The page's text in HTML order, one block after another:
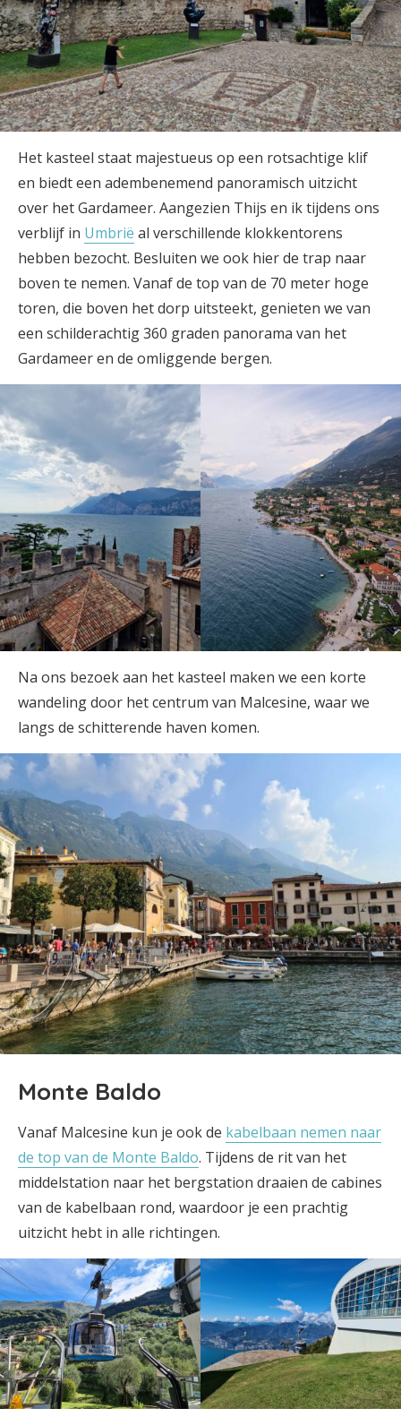
Het kasteel staat majestueus op een rotsachtige klif
en biedt een adembenemend panoramisch uitzicht
over het Gardameer. Aangezien Thijs en ik tijdens ons
verblijf in Umbrië al verschillende klokkentorens
hebben bezocht. Besluiten we ook hier de trap naar
boven te nemen. Vanaf de top van de 70 meter hoge
toren, die boven het dorp uitsteekt, genieten we van
een schilderachtig 360 graden panorama van het
Gardameer en de omliggende bergen.
Na ons bezoek aan het kasteel maken we een korte
wandeling door het centrum van Malcesine, waar we
langs de schitterende haven komen.
Monte Baldo
Vanaf Malcesine kun je ook de kabelbaan nemen naar
de top van de Monte Baldo. Tijdens de rit van het
middelstation naar het bergstation draaien de cabines
van de kabelbaan rond, waardoor je een prachtig
uitzicht hebt in alle richtingen.